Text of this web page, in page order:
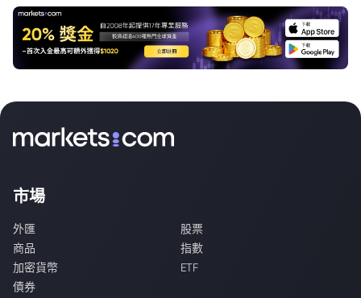
市場
外匯
股票
商品
指數
加密貨幣
ETF
債券